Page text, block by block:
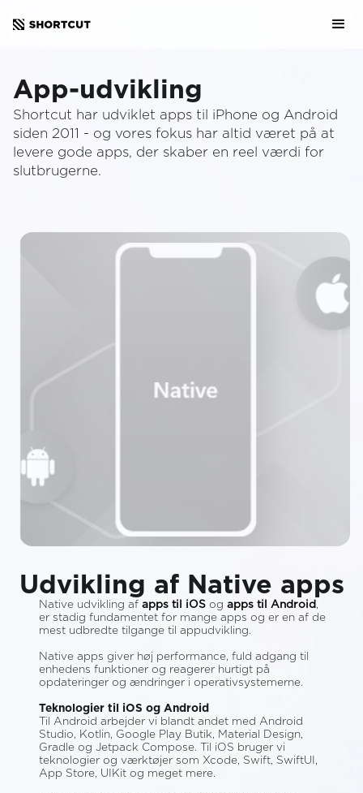
App-udvikling
Shortcut har udviklet apps til iPhone og Android
siden 2011 - og vores fokus har altid været på at
levere gode apps, der skaber en reel værdi for
slutbrugerne.
Udvikling af Native apps
Native udvikling af apps til iOS og apps til Android ,
er stadig fundamentet for mange apps og er en af de
mest udbredte tilgange til appudvikling.
Native apps giver høj performance, fuld adgang til
enhedens funktioner og reagerer hurtigt på
opdateringer og ændringer i operativsystemerne.
Teknologier til iOS og Android
Til Android arbejder vi blandt andet med Android
Studio, Kotlin, Google Play Butik, Material Design,
Gradle og Jetpack Compose. Til iOS bruger vi
teknologier og værktøjer som Xcode, Swift, SwiftUI,
App Store, UIKit og meget mere.